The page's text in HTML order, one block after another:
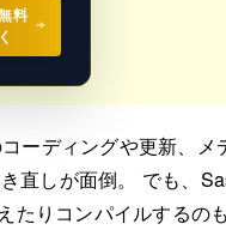
料
ーディングや更新、メ
直しが面倒。 でも、
たりコンパイルするの